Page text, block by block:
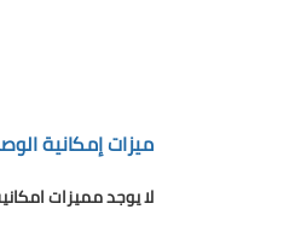
ميزات إمكانية
لا يوجد مميزات